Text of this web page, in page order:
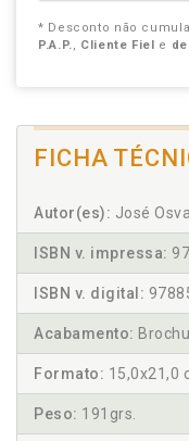
* Desconto não
P.A.P., Cliente Fiel e
FICHA
Autor(es): José
ISBN v. impressa:
ISBN v. digital:
Acabamento:
Formato: 15,0x21,0
Peso: 191grs.